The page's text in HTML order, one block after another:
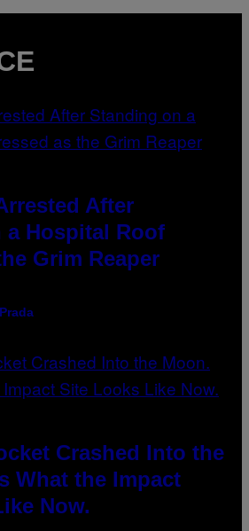
After
a Hospital Roof
Grim Reaper
Crashed Into the
What the Impact
Now.